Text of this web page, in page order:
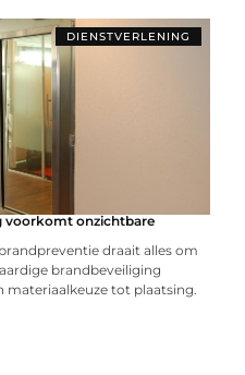
DIENSTVERLENING
voorkomt onzichtbare
draait alles om
brandbeveiliging
materiaalkeuze tot plaatsing.